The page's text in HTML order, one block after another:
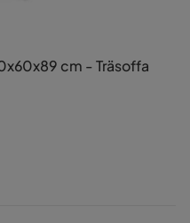
cm - Träsoffa